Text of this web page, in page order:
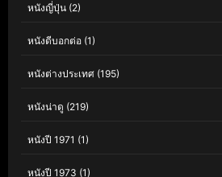
หนังญี่ปุ่น (2)
หนังดีบอกต่อ (1)
หนังต่างประเทศ (195)
หนังน่าดู (219)
หนังปี 1971 (1)
หนังปี 1973 (1)